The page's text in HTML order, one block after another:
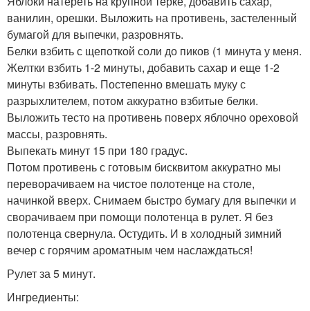
ванилин, орешки. Выложить на противень, застеленный
бумагой для выпечки, разровнять.
Белки взбить с щепоткой соли до пиков (1 минута у меня.
Желтки взбить 1-2 минуты, добавить сахар и еще 1-2
минуты взбивать. Постепенно вмешать муку с
разрыхлителем, потом аккуратно взбитые белки.
Выложить тесто на противень поверх яблочно ореховой
массы, разровнять.
Выпекать минут 15 при 180 градус.
Потом противень с готовым бисквитом аккуратно мы
переворачиваем на чистое полотенце на столе,
начинкой вверх. Снимаем быстро бумагу для выпечки и
сворачиваем при помощи полотенца в рулет. Я без
полотенца свернула. Остудить. И в холодный зимний
вечер с горячим ароматным чем наслаждаться!
Рулет за 5 минут.
Ингредиенты: